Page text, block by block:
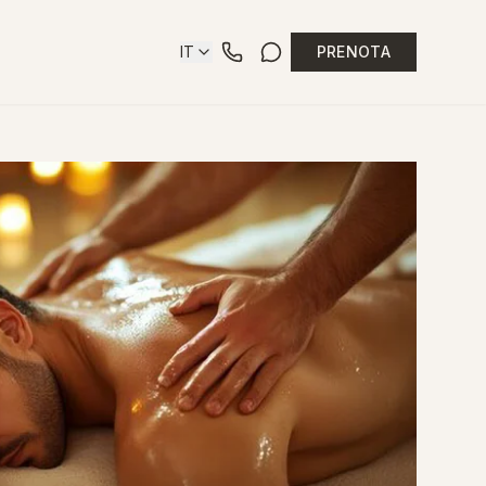
IT PRENOTA